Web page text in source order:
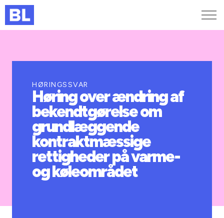
Kurser og arrangementer
Jobportalen
HØRINGSSVAR
Høring over ændring af
bekendtgørelse om
grundlæggende
kontraktmæssige
rettigheder på varme-
og køleområdet